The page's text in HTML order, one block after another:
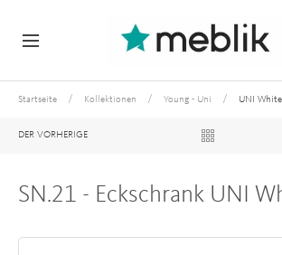
Startseite / Kollektionen / Young - Uni / UNI White
DER VORHERIGE
SN.21 - Eckschrank UNI